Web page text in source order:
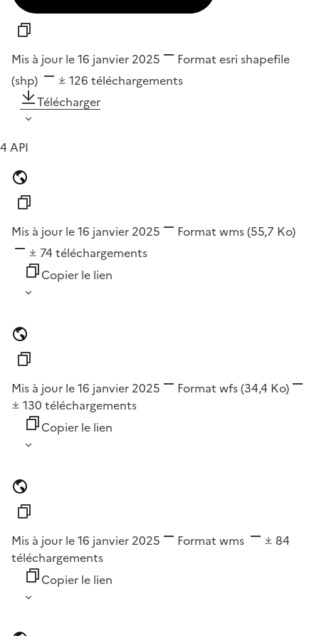
Mis à jour le 16 janvier 2025 Format esri shapefile
(shp)
126 téléchargements
Télécharger
4 API
Mis à jour le 16 janvier 2025 Format wms(55,7 Ko)
74 téléchargements
Copier le lien
Mis à jour le 16 janvier 2025 Format wfs(34,4 Ko)
130 téléchargements
Copier le lien
Mis à jour le 16 janvier 2025 Format wms
84
téléchargements
Copier le lien